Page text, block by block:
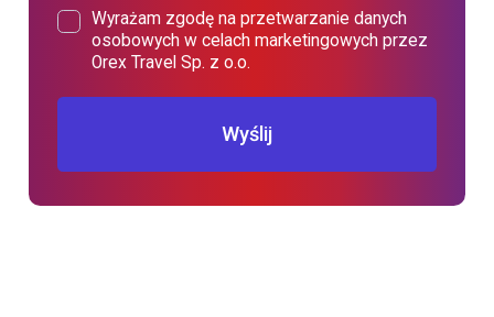
Wyrażam zgodę na przetwarzanie danych
osobowych w celach marketingowych przez
Orex Travel Sp. z o.o.
Wyślij